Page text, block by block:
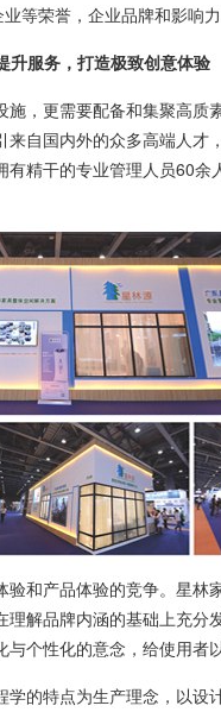
等荣誉，企业品牌和影响力
服务，打造极致创意体验
，更需要配备和集聚高质
自国内外的众多高端人才
精干的专业管理人员60
和产品体验的竞争。星林
解品牌内涵的基础上充分
个性化的意念，给使用者
的特点为生产理念，以设